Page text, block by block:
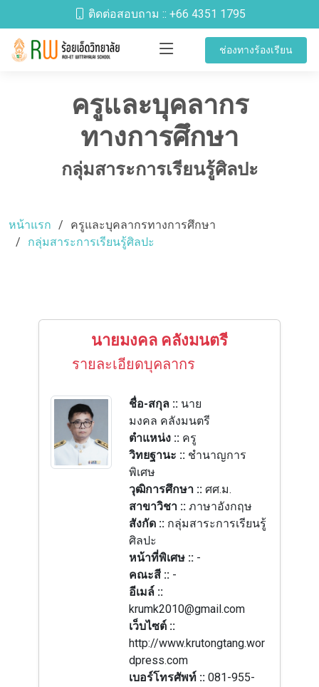
ติดต่อสอบถาม :: +66 4351 1795
ช่องทางร้องเรียน
ครูและบุคลากร
ทางการศึกษา
กลุ่มสาระการเรียนรู้ศิลปะ
หน้าแรก
ครูและบุคลากรทางการศึกษา
กลุ่มสาระการเรียนรู้ศิลปะ
นายมงคล คลังมนตรี
รายละเอียดบุคลากร
ชื่อ-สกุล :: นาย
มงคล คลังมนตรี
ตำแหน่ง :: ครู
วิทยฐานะ :: ชำนาญการ
พิเศษ
วุฒิการศึกษา ::ศศ.ม.
สาขาวิชา ::ภาษาอังกฤษ
สังกัด :: กลุ่มสาระการเรียนรู้
ศิลปะ
หน้าที่พิเศษ :: -
คณะสี :: -
อีเมล์ ::
krumk2010@gmail.com
เว็บไซต์ ::
http://www.krutongtang.wor
dpress.com
เบอร์โทรศัพท์ ::081-955-